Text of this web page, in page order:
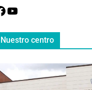
Nuestro centro